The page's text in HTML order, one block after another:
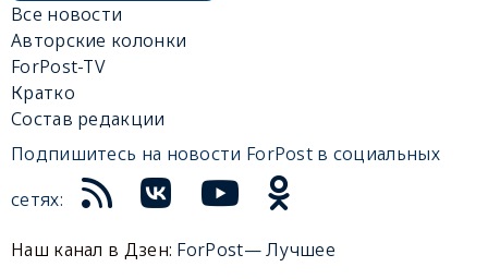
Все новости
Авторские колонки
ForPost-TV
Кратко
Состав редакции
Подпишитесь на новости ForPost в социальных
сетях:
Наш канал в Дзен: ForPost— Лучшее